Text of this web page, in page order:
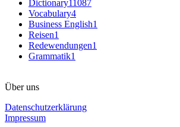
Dictionary11087
Vocabulary4
Business English1
Reisen1
Redewendungen1
Grammatik1
Über uns
Datenschutzerklärung
Impressum